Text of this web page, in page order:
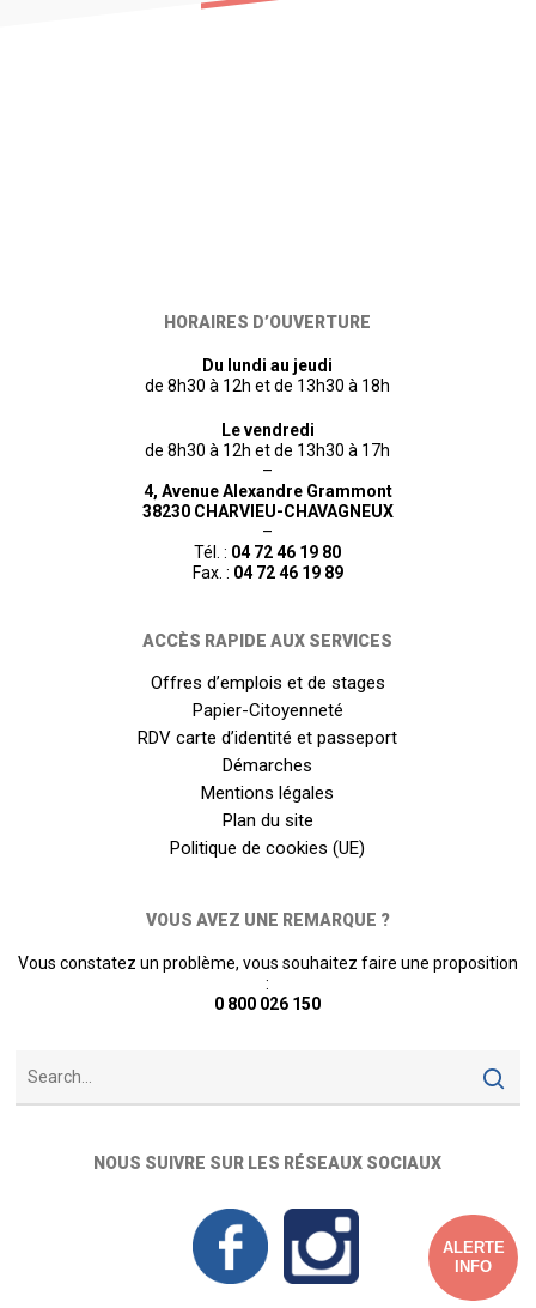
HORAIRES D’OUVERTURE
Du lundi au jeudi
de 8h30 à 12h et de 13h30 à 18h
Le vendredi
de 8h30 à 12h et de 13h30 à 17h
–
4, Avenue Alexandre Grammont
38230 CHARVIEU-CHAVAGNEUX
–
Tél. : 04 72 46 19 80
Fax. : 04 72 46 19 89
ACCÈS RAPIDE AUX SERVICES
Offres d’emplois et de stages
Papier-Citoyenneté
RDV carte d’identité et passeport
Démarches
Mentions légales
Plan du site
Politique de cookies (UE)
VOUS AVEZ UNE REMARQUE ?
Vous constatez un problème, vous souhaitez faire une proposition
:
0 800 026 150
NOUS SUIVRE SUR LES RÉSEAUX SOCIAUX
ALERTE
INFO